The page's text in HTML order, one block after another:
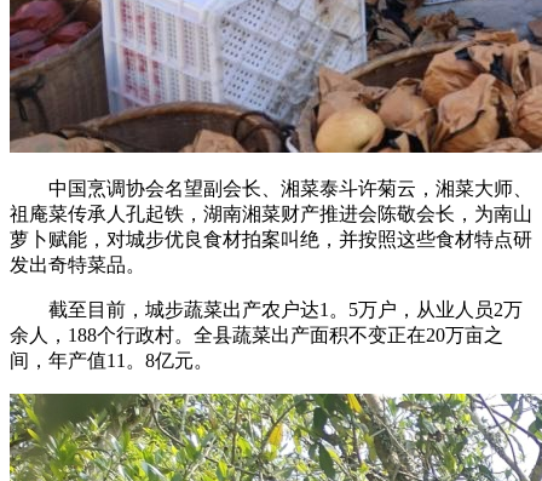
中国烹调协会名望副会长、湘菜泰斗许菊云，湘菜大师、
祖庵菜传承人孔起铁，湖南湘菜财产推进会陈敬会长，为南山
萝卜赋能，对城步优良食材拍案叫绝，并按照这些食材特点研
发出奇特菜品。
截至目前，城步蔬菜出产农户达1。5万户，从业人员2万
余人，188个行政村。全县蔬菜出产面积不变正在20万亩之
间，年产值11。8亿元。